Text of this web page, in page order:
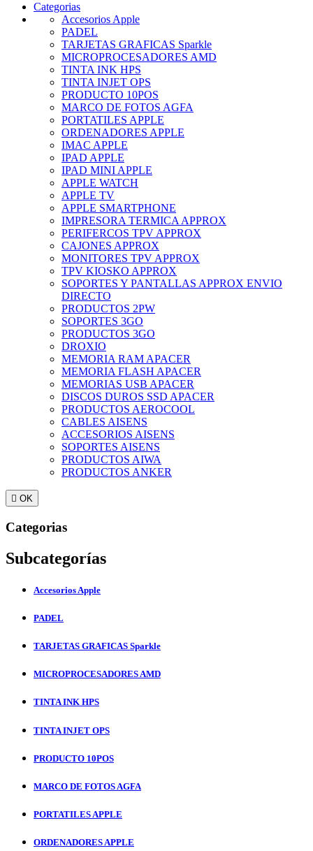
Categorias
Accesorios Apple
PADEL
TARJETAS GRAFICAS Sparkle
MICROPROCESADORES AMD
TINTA INK HPS
TINTA INJET OPS
PRODUCTO 10POS
MARCO DE FOTOS AGFA
PORTATILES APPLE
ORDENADORES APPLE
IMAC APPLE
IPAD APPLE
IPAD MINI APPLE
APPLE WATCH
APPLE TV
APPLE SMARTPHONE
IMPRESORA TERMICA APPROX
PERIFERCOS TPV APPROX
CAJONES APPROX
MONITORES TPV APPROX
TPV KIOSKO APPROX
SOPORTES Y PANTALLAS APPROX ENVIO
DIRECTO
PRODUCTOS 2PW
SOPORTES 3GO
PRODUCTOS 3GO
DROXIO
MEMORIA RAM APACER
MEMORIA FLASH APACER
MEMORIAS USB APACER
DISCOS DUROS SSD APACER
PRODUCTOS AEROCOOL
CABLES AISENS
ACCESORIOS AISENS
SOPORTES AISENS
PRODUCTOS AIWA
PRODUCTOS ANKER
 OK
Categorias
Subcategorías
Accesorios Apple
PADEL
TARJETAS GRAFICAS Sparkle
MICROPROCESADORES AMD
TINTA INK HPS
TINTA INJET OPS
PRODUCTO 10POS
MARCO DE FOTOS AGFA
PORTATILES APPLE
ORDENADORES APPLE